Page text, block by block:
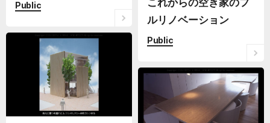
Public
これからの空き家のフ
ルリノベーション
Public